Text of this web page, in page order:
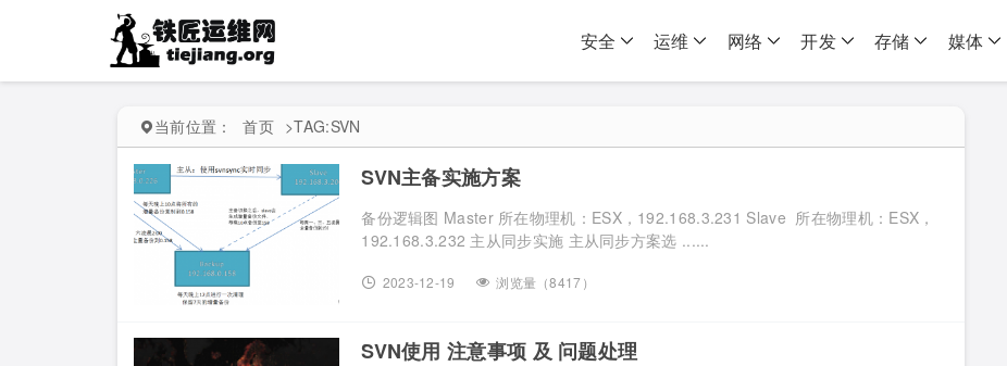
安全 运维 网络 开发 存储 媒体
当前位置： 首页 >TAG:SVN
SVN主备实施方案
备份逻辑图 Master 所在物理机：ESX，192.168.3.231 Slave 所在物理机：ESX，
192.168.3.232 主从同步实施 主从同步方案选 ......
2023-12-19 浏览量（8417）
SVN使用 注意事项 及 问题处理